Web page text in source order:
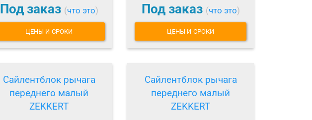
Под заказ (что это)
ЦЕНЫ И СРОКИ
Под заказ (что это)
ЦЕНЫ И СРОКИ
Сайлентблок рычага
переднего малый
ZEKKERT
Сайлентблок рычага
переднего малый
ZEKKERT